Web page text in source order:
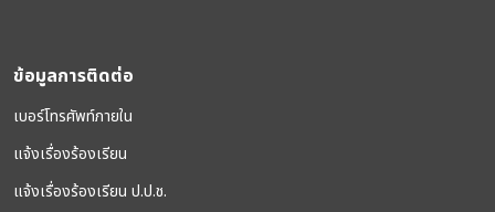
ข้อมูลการติดต่อ
เบอร์โทรศัพท์ภายใน
แจ้งเรื่องร้องเรียน
แจ้งเรื่องร้องเรียน ป.ป.ช.